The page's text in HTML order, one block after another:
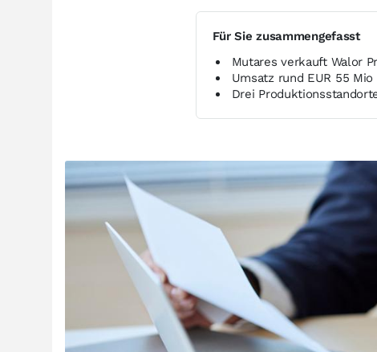
Für Sie zusammengefasst
Mutares verkauft Walor
Umsatz rund EUR 55
Drei